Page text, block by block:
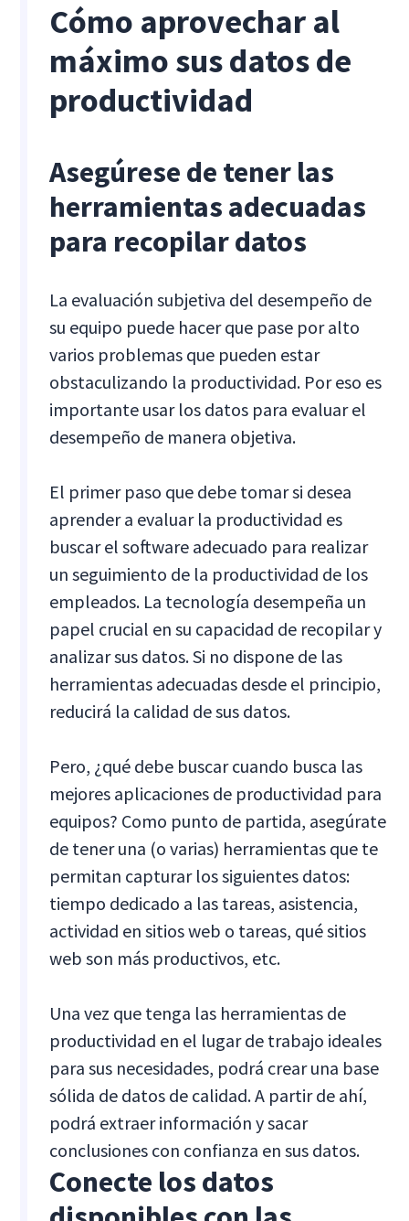
Cómo aprovechar al
máximo sus datos de
productividad
Asegúrese de tener las
herramientas adecuadas
para recopilar datos
La evaluación subjetiva del desempeño de
su equipo puede hacer que pase por alto
varios problemas que pueden estar
obstaculizando la productividad. Por eso es
importante usar los datos para evaluar el
desempeño de manera objetiva.
El primer paso que debe tomar si desea
aprender a evaluar la productividad es
buscar el software adecuado para realizar
un seguimiento de la productividad de los
empleados. La tecnología desempeña un
papel crucial en su capacidad de recopilar y
analizar sus datos. Si no dispone de las
herramientas adecuadas desde el principio,
reducirá la calidad de sus datos.
Pero, ¿qué debe buscar cuando busca las
mejores aplicaciones de productividad para
equipos? Como punto de partida, asegúrate
de tener una (o varias) herramientas que te
permitan capturar los siguientes datos:
tiempo dedicado a las tareas, asistencia,
actividad en sitios web o tareas, qué sitios
web son más productivos, etc.
Una vez que tenga las herramientas de
productividad en el lugar de trabajo ideales
para sus necesidades, podrá crear una base
sólida de datos de calidad. A partir de ahí,
podrá extraer información y sacar
conclusiones con confianza en sus datos.
Conecte los datos